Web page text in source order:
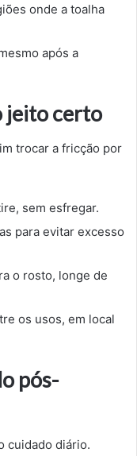
onde a toalha
após a
jeito certo
trocar a fricção por
sem esfregar.
para evitar excesso
o rosto, longe de
os usos, em local
pós-
cuidado diário.